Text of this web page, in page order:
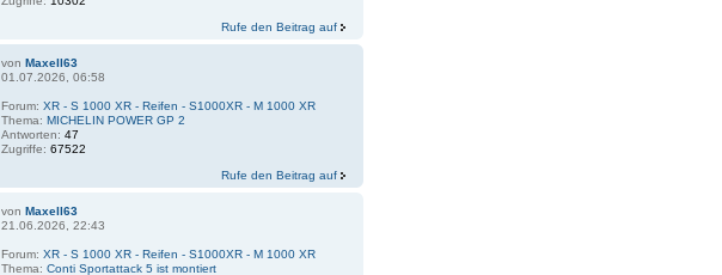
Rufe den Beitrag auf
von Maxell63
01.07.2026, 06:58
Forum: XR - S 1000 XR - Reifen - S1000XR - M 1000 XR
Thema: MICHELIN POWER GP 2
Antworten: 47
Zugriffe: 67522
Rufe den Beitrag auf
von Maxell63
21.06.2026, 22:43
Forum: XR - S 1000 XR - Reifen - S1000XR - M 1000 XR
Thema: Conti Sportattack 5 ist montiert